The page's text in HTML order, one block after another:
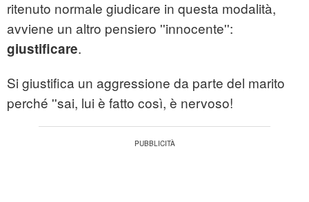
ritenuto normale giudicare in questa modalità,
avviene un altro pensiero ''innocente'':
giustificare.
Si giustifica un aggressione da parte del marito
perché ''sai, lui è fatto così, è nervoso!